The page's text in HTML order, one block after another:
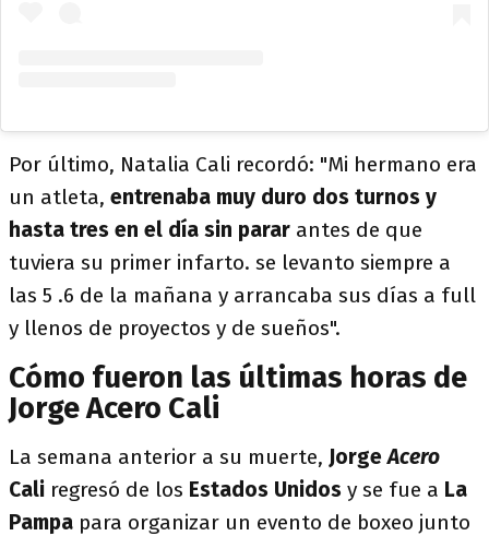
Por último, Natalia Cali recordó: "Mi hermano era
un atleta, entrenaba muy duro dos turnos y
hasta tres en el día sin parar antes de que
tuviera su primer infarto. se levanto siempre a
las 5 .6 de la mañana y arrancaba sus días a full
y llenos de proyectos y de sueños".
Cómo fueron las últimas horas de
Jorge Acero Cali
La semana anterior a su muerte, JorgeAcero
Cali regresó de los Estados Unidos y se fue a La
Pampa para organizar un evento de boxeo junto